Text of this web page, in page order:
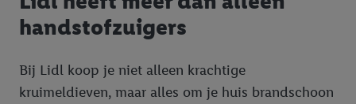
handstofzuigers
Bij Lidl koop je niet alleen krachtige
kruimeldieven, maar alles om je huis brandschoon